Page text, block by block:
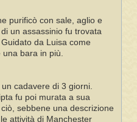
purificò con sale, aglio e
un assassinio fu trovata
da Luisa come
una bara in più.
cadavere di 3 giorni.
fu poi murata a sua
sebbene una descrizione
attività di Manchester